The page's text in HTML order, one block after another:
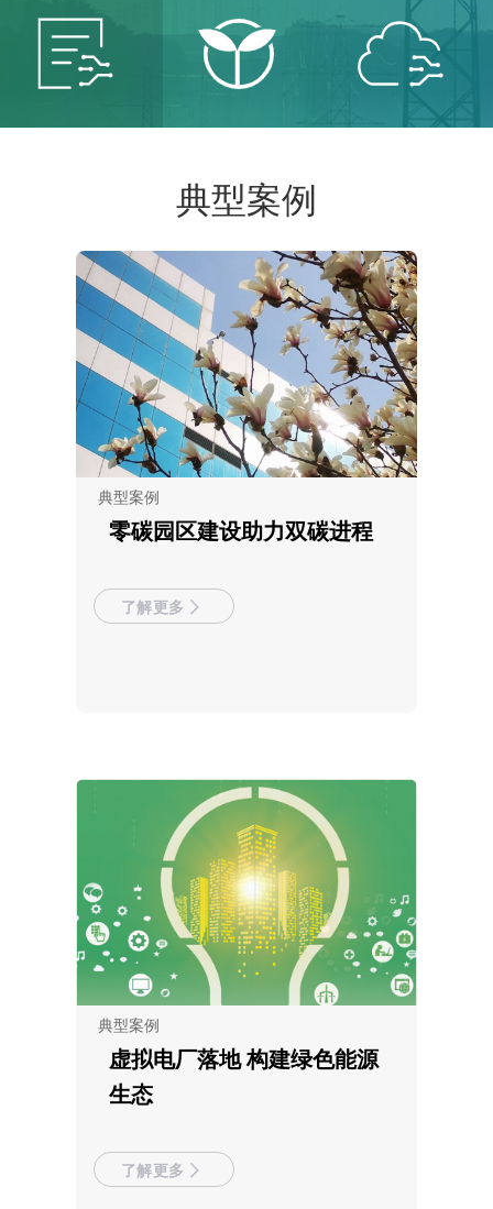
服务智
能电网
共创低
碳未来
智慧
保卫青
山绿水
共建美
丽中国
建设智
慧城市
共享智
能生活
典型案例
典型案例
零碳园区建设助力双碳进程
了解更多
典型案例
虚拟电厂落地 构建绿色能源
生态
了解更多